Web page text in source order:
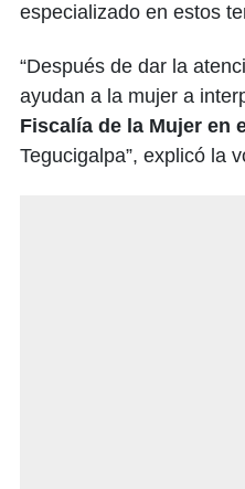
especializado en estos
“Después de dar la
ayudan a la mujer a
Fiscalía de la Mujer en
Tegucigalpa”, explicó la